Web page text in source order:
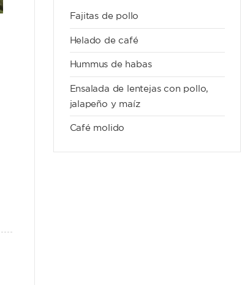
Fajitas de pollo
Helado de café
Hummus de habas
Ensalada de lentejas con pollo,
jalapeño y maíz
Café molido